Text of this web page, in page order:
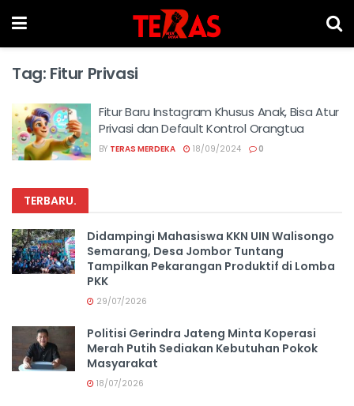
Tag: Fitur Privasi
Fitur Baru Instagram Khusus Anak, Bisa Atur
Privasi dan Default Kontrol Orangtua
BY TERAS MERDEKA 18/09/2024 0
TERBARU.
Didampingi Mahasiswa KKN UIN Walisongo
Semarang, Desa Jombor Tuntang
Tampilkan Pekarangan Produktif di Lomba
PKK
29/07/2026
Politisi Gerindra Jateng Minta Koperasi
Merah Putih Sediakan Kebutuhan Pokok
Masyarakat
18/07/2026